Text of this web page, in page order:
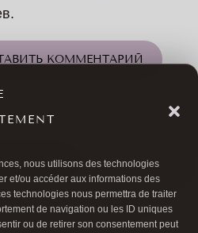
nous utilisons des technologies
et/ou accéder aux informations des
technologies nous permettra de traiter
de navigation ou les ID uniques
ou de retirer son consentement peut
КОММЕНТАРИЙ
СТАТЬИ